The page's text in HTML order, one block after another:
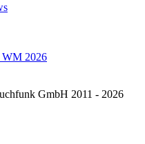
WM 2026
GmbH 2011 - 2026